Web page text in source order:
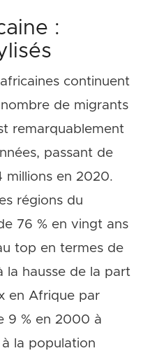
:
continuent
de migrants
remarquablement
passant de
millions en 2020.
régions du
76 % en vingt ans
top en termes de
la hausse de la part
en Afrique par
9 % en 2000 à
la population